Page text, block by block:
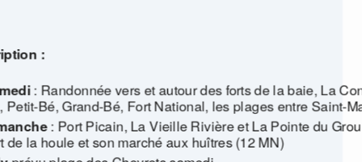
:
: Randonnée vers et autour des forts de la baie, La
Petit-Bé, Grand-Bé, Fort National, les plages entre Saint-
: Port Picain, La Vieille Rivière et La Pointe du
de la houle et son marché aux huîtres (12 MN)